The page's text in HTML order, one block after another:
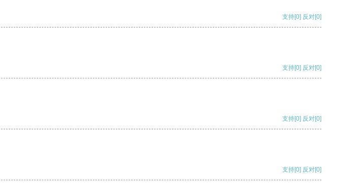
支持[0] 反对[0]
支持[0] 反对[0]
支持[0] 反对[0]
支持[0] 反对[0]